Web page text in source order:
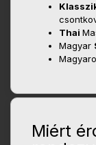
Thai
Magyar
Miért